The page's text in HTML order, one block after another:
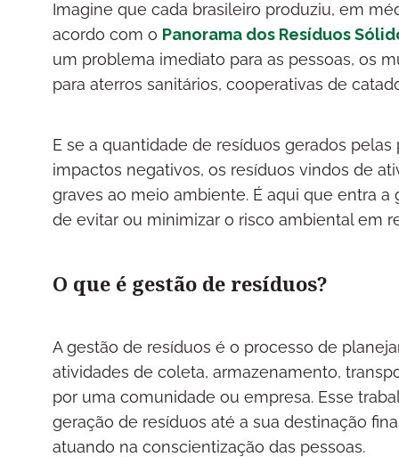
Imagine que cada brasileiro produziu, em
acordo com o Panorama dos Resíduos
um problema imediato para as pessoas, os
para aterros sanitários, cooperativas de
E se a quantidade de resíduos gerados
impactos negativos, os resíduos vindos de
graves ao meio ambiente. É aqui que entra
de evitar ou minimizar o risco ambiental em
O que é gestão de resíduos?
A gestão de resíduos é o processo de
atividades de coleta, armazenamento,
por uma comunidade ou empresa. Esse
geração de resíduos até a sua destinação
atuando na conscientização das pessoas.